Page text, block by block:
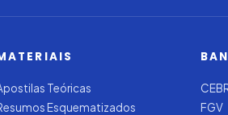
Teóricas
Esquematizados
FGV